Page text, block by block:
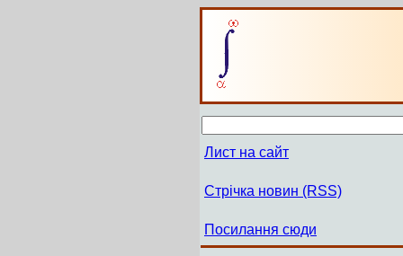
Лист на сайт
Стрічка новин (RSS)
Посилання сюди